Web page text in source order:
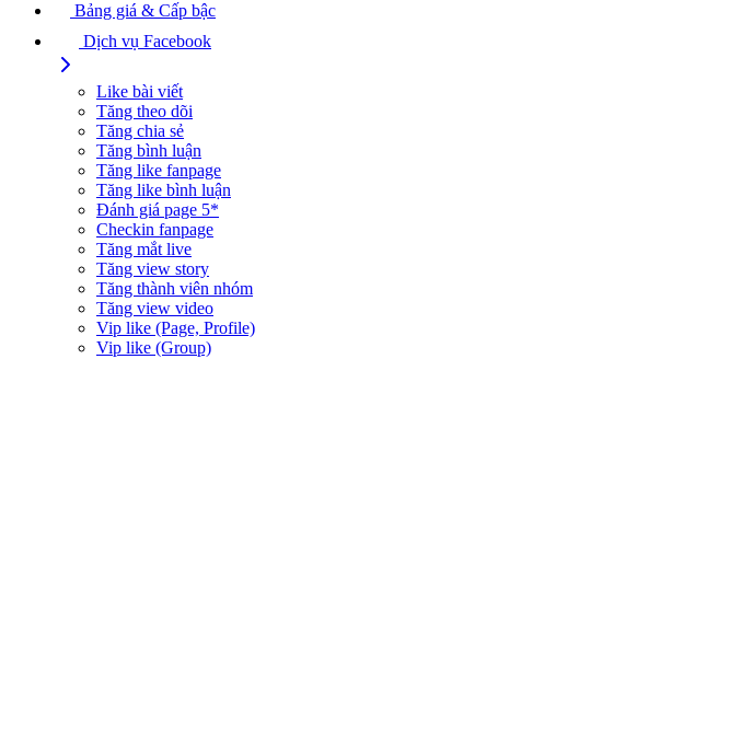
Bảng giá & Cấp bậc
Dịch vụ Facebook
Like bài viết
Tăng theo dõi
Tăng chia sẻ
Tăng bình luận
Tăng like fanpage
Tăng like bình luận
Đánh giá page 5*
Checkin fanpage
Tăng mắt live
Tăng view story
Tăng thành viên nhóm
Tăng view video
Vip like (Page, Profile)
Vip like (Group)